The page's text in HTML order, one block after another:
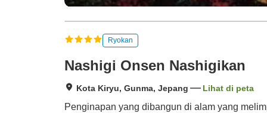
Ryokan
Nashigi Onsen Nashigikan
Kota Kiryu, Gunma, Jepang Lihat di peta
Penginapan yang dibangun di alam yang